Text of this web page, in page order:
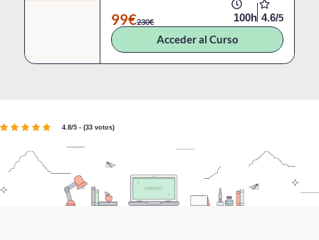
99€230€ 100h 4.6/5
Acceder al Curso
4.8/5 - (33 votos)